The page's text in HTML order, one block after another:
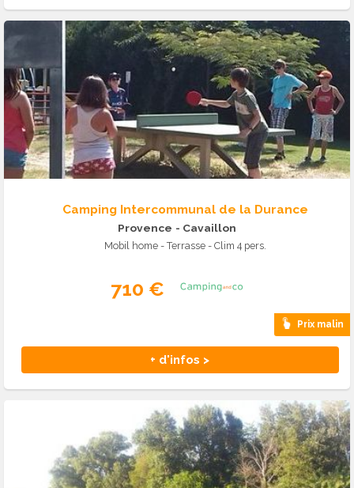
Camping Intercommunal de la Durance
Provence - Cavaillon
Mobil home - Terrasse - Clim 4 pers.
710 €
Prix malin
+ d'infos >